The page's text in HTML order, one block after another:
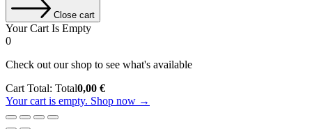
Close cart
Your Cart Is Empty
0
Check out our shop to see what's available
Cart Total: Total0,00 €
Your cart is empty. Shop now →